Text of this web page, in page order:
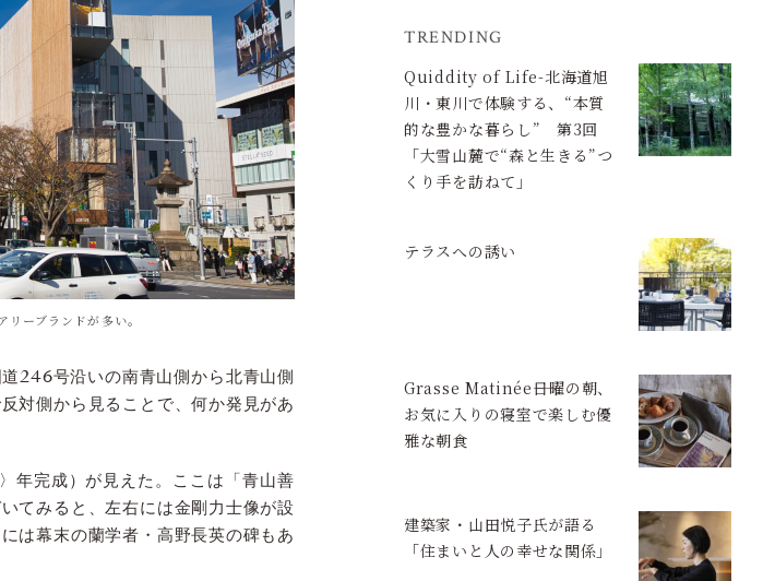
ーブランドが多い。
246号沿いの南青山側から北青山側
対側から見ることで、何か発見があ
年完成）が見えた。ここは「青山善
てみると、左右には金剛力士像が設
は幕末の蘭学者・高野長英の碑もあ
TRENDING
Quiddity of Life-北海道旭
川・東川で体験する、“本質
的な豊かな暮らし” 第3回
「大雪山麓で“森と生きる”つ
くり手を訪ねて」
テラスへの誘い
Grasse Matinée――日曜の朝、
お気に入りの寝室で楽しむ優
雅な朝食
建築家・山田悦子氏が語る
「住まいと人の幸せな関係」